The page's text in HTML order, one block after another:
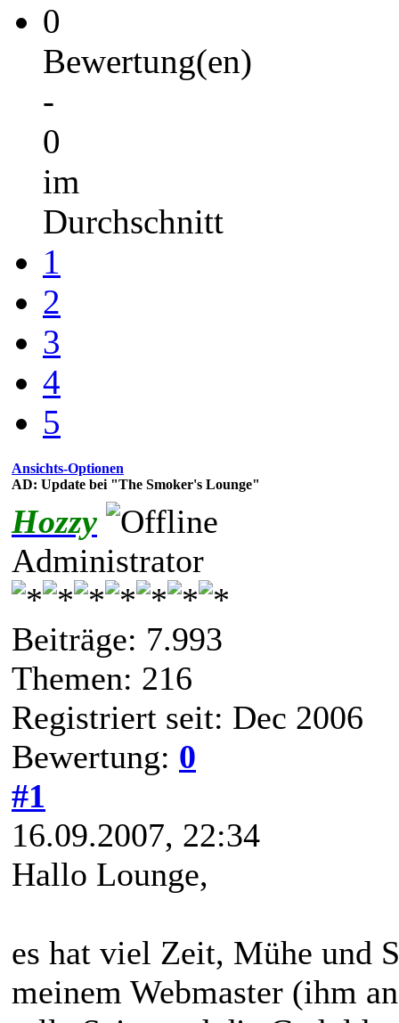
0
Bewertung(en)
-
0
im
Durchschnitt
1
2
3
4
5
Ansichts-Optionen
AD: Update bei "The Smoker's Lounge"
Hozzy
Administrator
Beiträge: 7.993
Themen: 216
Registriert seit: Dec 2006
Bewertung: 0
#1
16.09.2007, 22:34
Hallo Lounge,
es hat viel Zeit, Mühe und
meinem Webmaster (ihm